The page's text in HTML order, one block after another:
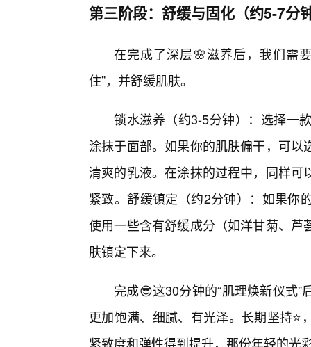
第三阶段：舒缓与固化（约5-7分
在完成了深层🌸滋养后，我们需
住”，并舒缓肌肤。
锁水滋养（约3-5分钟）：选择一
涂抹于面部。如果你的肌肤偏干，可
清爽的乳液。在涂抹的过程中，同样
紧致。舒缓镇定（约2分钟）：如果你
使用一些含有舒缓成分（如洋甘菊、
肤镇定下来。
完成😎这30分钟的“肌理焕新仪式
更加饱满、细腻、有光泽。长期坚持
紧致度和弹性得到提升，那份年轻的光